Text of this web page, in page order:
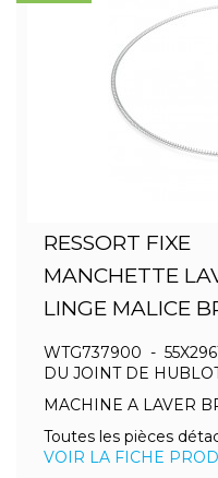
RESSORT FIXE
MANCHETTE
LINGE MALICE
WTG737900 -
DU JOINT DE
MACHINE A LAVER
Toutes les pièces
VOIR LA FICHE